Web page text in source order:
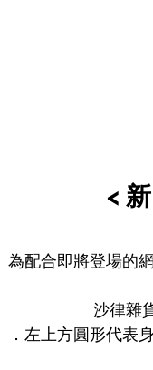
<
為配合即將登場的
沙律雜
．左上方圓形代表